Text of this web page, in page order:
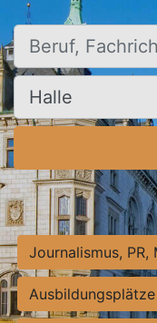
Beruf, Fachrichtung,
Ort, Stadt
Journalismus, PR,
Ausbildungsplätze